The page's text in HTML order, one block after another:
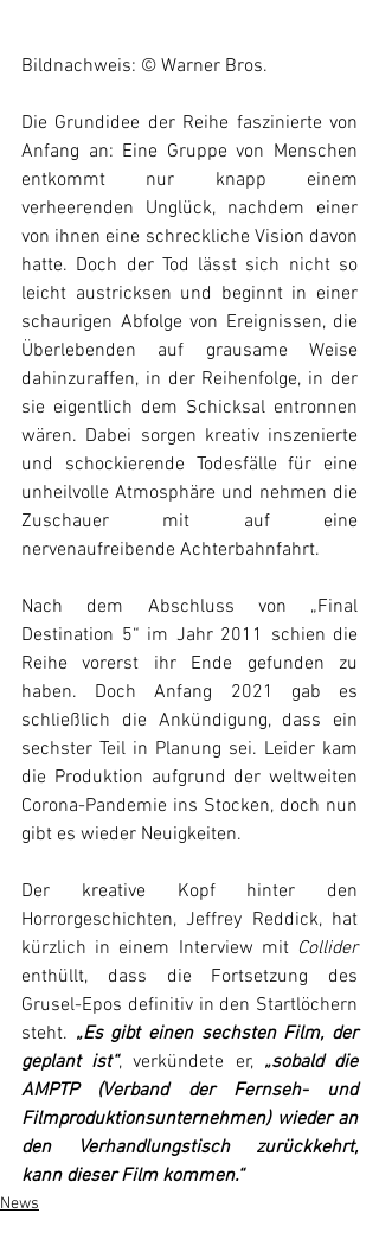
Bildnachweis: © Warner Bros.
Die Grundidee der Reihe faszinierte von
Anfang an: Eine Gruppe von Menschen
entkommt nur knapp einem
verheerenden Unglück, nachdem einer
von ihnen eine schreckliche Vision davon
hatte. Doch der Tod lässt sich nicht so
leicht austricksen und beginnt in einer
schaurigen Abfolge von Ereignissen, die
Überlebenden auf grausame Weise
dahinzuraffen, in der Reihenfolge, in der
sie eigentlich dem Schicksal entronnen
wären. Dabei sorgen kreativ inszenierte
und schockierende Todesfälle für eine
unheilvolle Atmosphäre und nehmen die
Zuschauer mit auf eine
nervenaufreibende Achterbahnfahrt.
Nach dem Abschluss von „Final
Destination 5“ im Jahr 2011 schien die
Reihe vorerst ihr Ende gefunden zu
haben. Doch Anfang 2021 gab es
schließlich die Ankündigung, dass ein
sechster Teil in Planung sei. Leider kam
die Produktion aufgrund der weltweiten
Corona-Pandemie ins Stocken, doch nun
gibt es wieder Neuigkeiten.
Der kreative Kopf hinter den
Horrorgeschichten, Jeffrey Reddick, hat
kürzlich in einem Interview mit Collider
enthüllt, dass die Fortsetzung des
Grusel-Epos definitiv in den Startlöchern
steht. „Es gibt einen sechsten Film, der
geplant ist“, verkündete er, „sobald die
AMPTP (Verband der Fernseh- und
Filmproduktionsunternehmen) wieder an
den Verhandlungstisch zurückkehrt,
kann dieser Film kommen.“
News